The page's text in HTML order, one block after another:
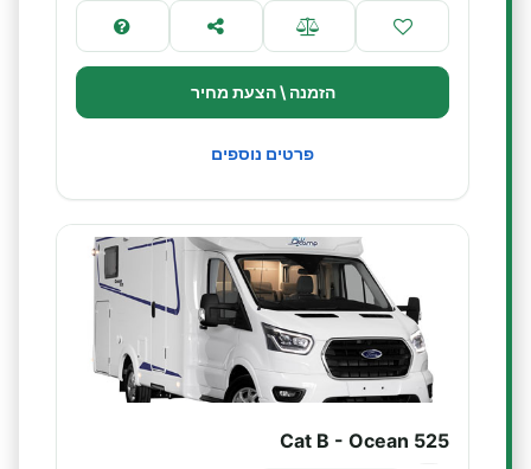
הזמנה \ הצעת מחיר
פרטים נוספים
Cat B - Ocean 525